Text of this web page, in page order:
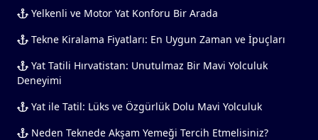
Yelkenli ve Motor Yat Konforu Bir Arada
Tekne Kiralama Fiyatları: En Uygun Zaman ve İpuçları
Yat Tatili Hırvatistan: Unutulmaz Bir Mavi Yolculuk
Deneyimi
Yat ile Tatil: Lüks ve Özgürlük Dolu Mavi Yolculuk
Neden Teknede Akşam Yemeği Tercih Etmelisiniz?